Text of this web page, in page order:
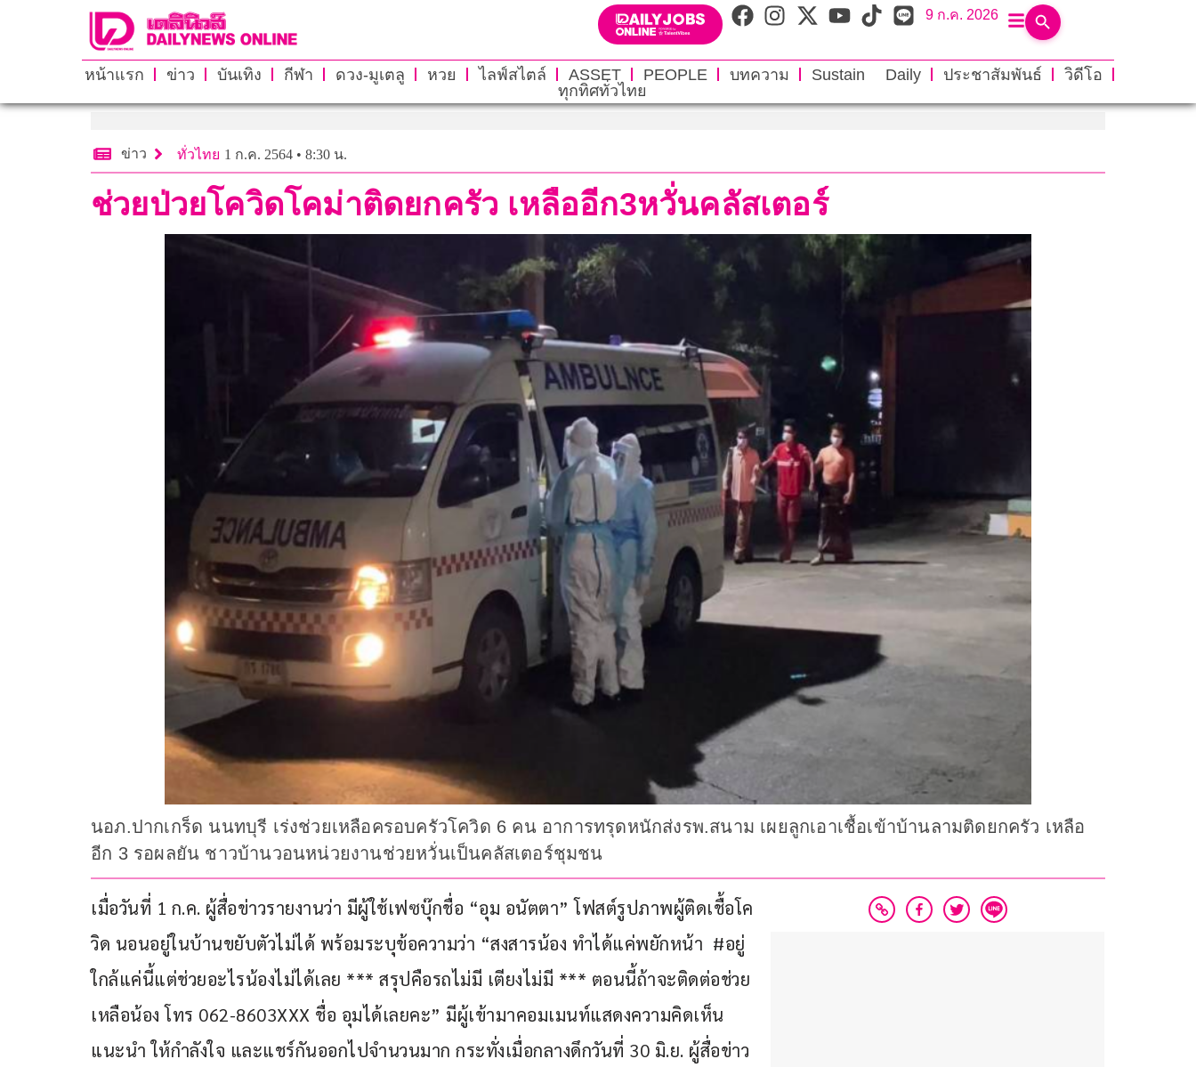
9 ก.ค. 2026
หน้าแรก ข่าว บันเทิง กีฬา ดวง-มูเตลู หวย ไลฟ์สไตล์ ASSET PEOPLE บทความ Sustain Daily ประชาสัมพันธ์
วิดีโอ
ทุกทิศทั่วไทย
ข่าว ทั่วไทย 1 ก.ค. 2564 • 8:30 น.
ช่วยป่วยโควิดโคม่าติดยกครัว เหลืออีก3หวั่นคลัสเตอร์
นอภ.ปากเกร็ด นนทบุรี เร่งช่วยเหลือครอบครัวโควิด 6 คน อาการทรุดหนักส่งรพ.สนาม เผยลูกเอาเชื้อเข้าบ้านลามติดยกครัว เหลือ
อีก 3 รอผลยัน ชาวบ้านวอนหน่วยงานช่วยหวั่นเป็นคลัสเตอร์ชุมชน
เมื่อวันที่ 1 ก.ค. ผู้สื่อข่าวรายงานว่า มีผู้ใช้เฟซบุ๊กชื่อ “อุม อนัตตา” โฟสต์รูปภาพผู้ติดเชื้อโค
วิด นอนอยู่ในบ้านขยับตัวไม่ได้ พร้อมระบุข้อความว่า “สงสารน้อง ทำได้แค่พยักหน้า  #อยู่
ใกล้แค่นี้แต่ช่วยอะไรน้องไม่ได้เลย *** สรุปคือรถไม่มี เตียงไม่มี *** ตอนนี้ถ้าจะติดต่อช่วย
เหลือน้อง โทร 062-8603XXX ชื่อ อุมได้เลยคะ” มีผู้เข้ามาคอมเมนท์แสดงความคิดเห็น
แนะนำ ให้กำลังใจ และแชร์กันออกไปจำนวนมาก กระทั่งเมื่อกลางดึกวันที่ 30 มิ.ย. ผู้สื่อข่าว